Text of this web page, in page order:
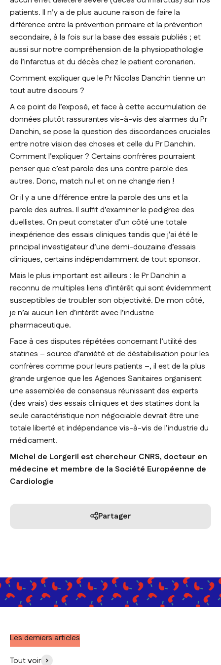
patients. Il n’y a de plus aucune raison de faire la
différence entre la prévention primaire et la prévention
secondaire, à la fois sur la base des essais publiés ; et
aussi sur notre compréhension de la physiopathologie
de l’infarctus et du décès chez le patient coronarien.
Comment expliquer que le Pr Nicolas Danchin tienne un
tout autre discours ?
A ce point de l’exposé, et face à cette accumulation de
données plutôt rassurantes vis-à-vis des alarmes du Pr
Danchin, se pose la question des discordances cruciales
entre notre vision des choses et celle du Pr Danchin.
Comment l’expliquer ? Certains confrères pourraient
penser que c’est parole des uns contre parole des
autres. Donc, match nul et on ne change rien !
Or il y a une différence entre la parole des uns et la
parole des autres. Il suffit d’examiner le pedigree des
duellistes. On peut constater d’un côté une totale
inexpérience des essais cliniques tandis que j’ai été le
principal investigateur d’une demi-douzaine d’essais
cliniques, certains indépendamment de tout sponsor.
Mais le plus important est ailleurs : le Pr Danchin a
reconnu de multiples liens d’intérêt qui sont évidemment
susceptibles de troubler son objectivité. De mon côté,
je n’ai aucun lien d’intérêt avec l’industrie
pharmaceutique.
Face à ces disputes répétées concernant l’utilité des
statines – source d’anxiété et de déstabilisation pour les
confrères comme pour leurs patients –, il est de la plus
grande urgence que les Agences Sanitaires organisent
une assemblée de consensus réunissant des experts
(des vrais) des essais cliniques et des statines dont la
seule caractéristique non négociable devrait être une
totale liberté et indépendance vis-à-vis de l’industrie du
médicament.
Michel de Lorgeril est chercheur CNRS, docteur en
médecine et membre de la Société Européenne de
Cardiologie
Partager
Les derniers articles
Tout voir